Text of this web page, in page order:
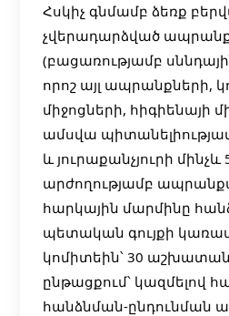
Հսկիչ գնմամբ ձեռք
չվերադարձված
(բացառությամբ
որոշ այլ ապրանքների,
միջոցների, հիգիենայի
ամսվա
և յուրաքանչյուրի մինչև
արժողությամբ
հարկային մարմինը
պետական գույքի
կոմիտեին՝ 30
ընթացքում՝
հանձնման-ընդունման